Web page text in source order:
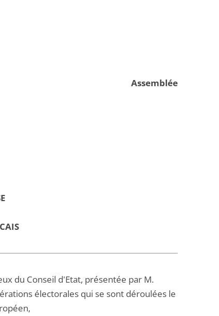
Assemblée
du Conseil d'Etat, présentée par M.
électorales qui se sont déroulées le